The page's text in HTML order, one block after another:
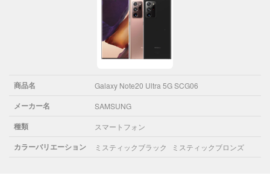
商品名 Galaxy Note20 Ultra 5G SCG06
メーカー名 SAMSUNG
種類 スマートフォン
カラーバリエーション ミスティックブラック ミスティックブロンズ